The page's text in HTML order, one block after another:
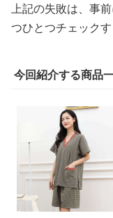
上記の失敗は、事
つひとつチェック
今回紹介する商品